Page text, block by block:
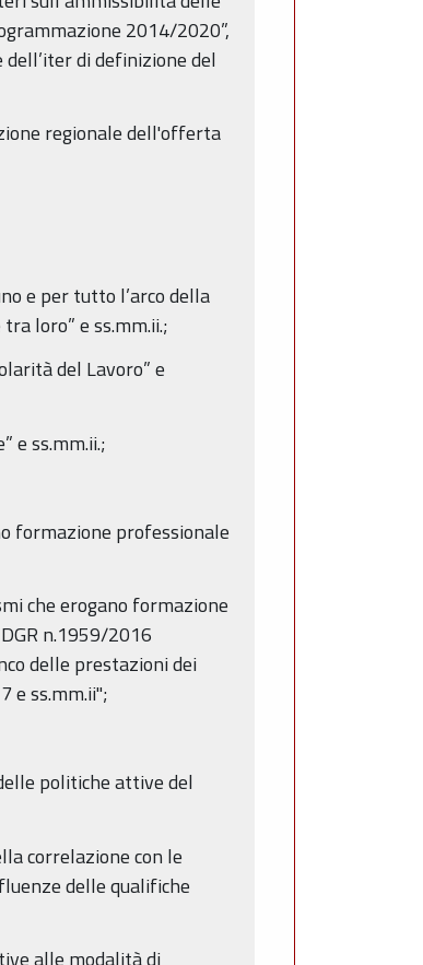
2014/2020”,
di definizione del
regionale dell'offerta
e per tutto l’arco della
loro” e ss.mm.ii.;
del Lavoro” e
e ss.mm.ii.;
formazione professionale
che erogano formazione
n.1959/2016
delle prestazioni dei
e ss.mm.ii";
politiche attive del
correlazione con le
delle qualifiche